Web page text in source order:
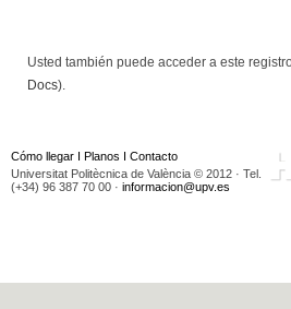
Usted también puede acceder a este
Docs).
Cómo llegar I Planos I Contacto
Universitat Politècnica de València © 2012 · Tel.
(+34) 96 387 70 00 · informacion@upv.es